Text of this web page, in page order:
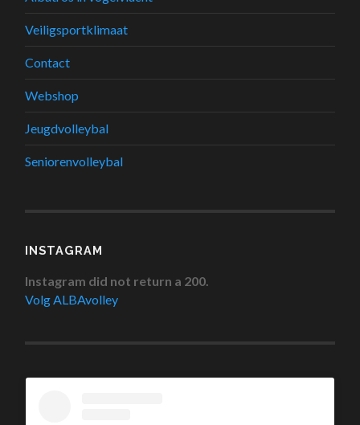
Veiligsportklimaat
Contact
Webshop
Jeugdvolleybal
Seniorenvolleybal
INSTAGRAM
Instagram did not return a 200.
Volg ALBAvolley